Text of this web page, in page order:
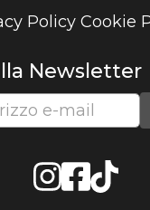
Policy Cookie
Newsletter